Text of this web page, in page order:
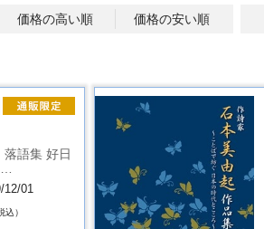
価格の高い順 価格の安い順
語集 好日
12/01
込）